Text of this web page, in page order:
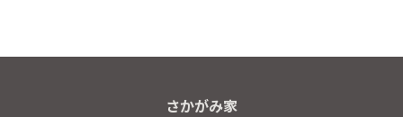
さかがみ家